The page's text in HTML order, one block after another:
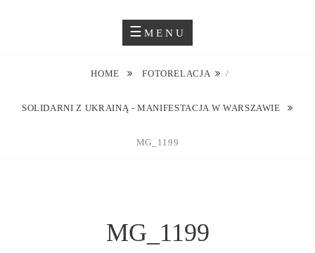
JUSTYNA EWA GROCHOWSKA
MENU
HOME FOTORELACJA /
SOLIDARNI Z UKRAINĄ - MANIFESTACJA W WARSZAWIE
MG_1199
MG_1199